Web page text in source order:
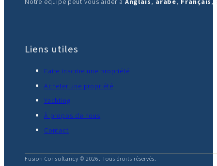
Liens utiles
Faire inscrire une propriété
Acheter une propriété
Yachting
À propos de nous
Contact
Fusion Consultancy © 2026. Tous droits réservés.